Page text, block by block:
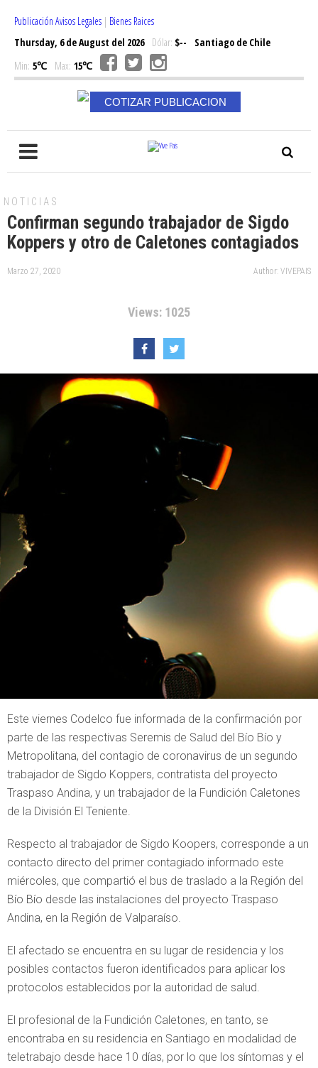
Publicación Avisos Legales | Bienes Raices
Thursday, 6 de August del 2026Dólar: $--
Santiago de Chile
Min: 5℃ Max: 15℃
COTIZAR PUBLICACION
NOTICIAS
Confirman segundo trabajador de Sigdo
Koppers y otro de Caletones contagiados
Marzo 27, 2020 Author: VIVEPAIS
Views: 1025
Este viernes Codelco fue informada de la confirmación por
parte de las respectivas Seremis de Salud del Bío Bío y
Metropolitana, del contagio de coronavirus de un segundo
trabajador de Sigdo Koppers, contratista del proyecto
Traspaso Andina, y un trabajador de la Fundición Caletones
de la División El Teniente.
Respecto al trabajador de Sigdo Koopers, corresponde a un
contacto directo del primer contagiado informado este
miércoles, que compartió el bus de traslado a la Región del
Bío Bío desde las instalaciones del proyecto Traspaso
Andina, en la Región de Valparaíso.
El afectado se encuentra en su lugar de residencia y los
posibles contactos fueron identificados para aplicar los
protocolos establecidos por la autoridad de salud.
El profesional de la Fundición Caletones, en tanto, se
encontraba en su residencia en Santiago en modalidad de
teletrabajo desde hace 10 días, por lo que los síntomas y el